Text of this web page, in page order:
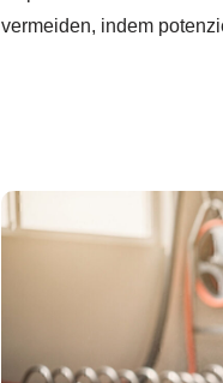
vermeiden, indem